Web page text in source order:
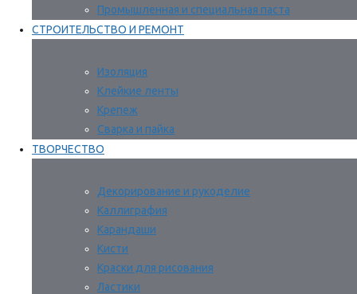
Промышленная и специальная паста
СТРОИТЕЛЬСТВО И РЕМОНТ
Изоляция
Клейкие ленты
Крепеж
Сварка и пайка
ТВОРЧЕСТВО
Декорирование и рукоделие
Каллиграфия
Карандаши
Кисти
Краски для рисования
Ластики